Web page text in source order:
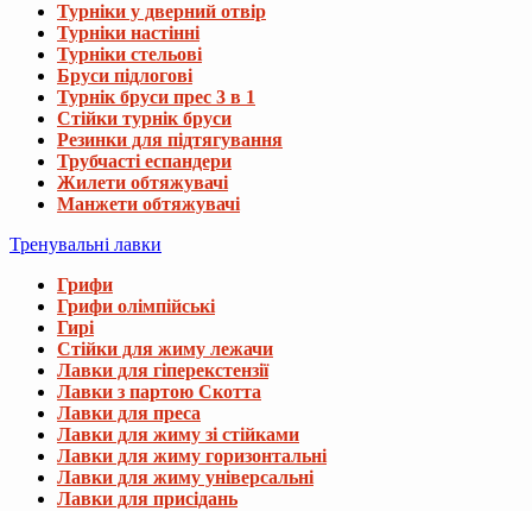
Турніки у дверний отвір
Турніки настінні
Турніки стельові
Бруси підлогові
Турнік бруси прес 3 в 1
Стійки турнік бруси
Резинки для підтягування
Трубчасті еспандери
Жилети обтяжувачі
Манжети обтяжувачі
Тренувальні лавки
Грифи
Грифи олімпійські
Гирі
Стійки для жиму лежачи
Лавки для гіперекстензії
Лавки з партою Скотта
Лавки для преса
Лавки для жиму зі стійками
Лавки для жиму горизонтальні
Лавки для жиму універсальні
Лавки для присідань